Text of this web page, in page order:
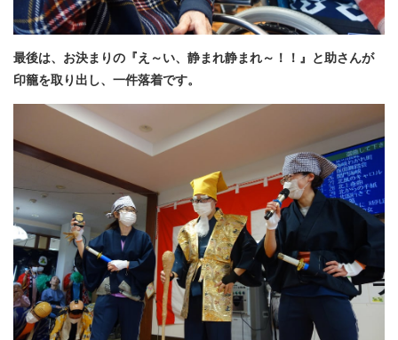
最後は、お決まりの『え～い、静まれ静まれ～！！』と助さんが
印籠を取り出し、一件落着です。